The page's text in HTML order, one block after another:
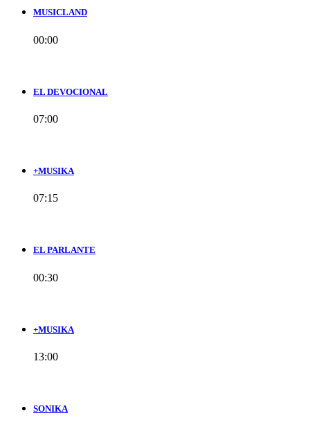
MUSICLAND
00:00
EL DEVOCIONAL
07:00
+MUSIKA
07:15
EL PARLANTE
00:30
+MUSIKA
13:00
SONIKA